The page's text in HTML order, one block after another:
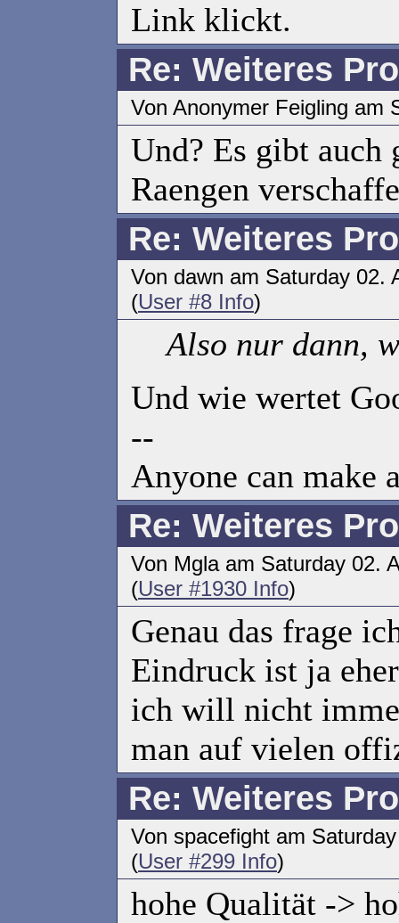
Link klickt.
Re: Weiteres
Von Anonymer Feigling am
Und? Es gibt auch
Raengen
Re: Weiteres
Von dawn am Saturday 02.
(User #8 Info)
Also nur dann,
Und wie wertet
--
Anyone can make
Re: Weiteres
Von Mgla am Saturday 02.
(User #1930 Info)
Genau das frage
Eindruck ist ja
ich will nicht
man auf vielen
Re: Weiteres
Von spacefight am
(User #299 Info)
hohe Qualität ->